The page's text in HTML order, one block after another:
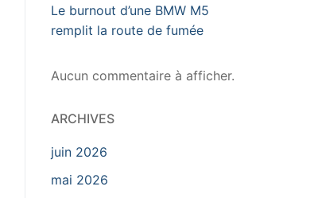
Le burnout d’une BMW M5
remplit la route de fumée
Aucun commentaire à afficher.
ARCHIVES
juin 2026
mai 2026